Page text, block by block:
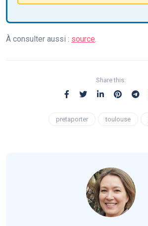
À consulter aussi : source
Share this:
pretaporter toulouse